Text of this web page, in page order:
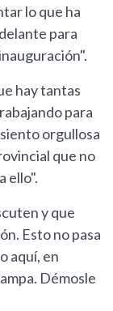
lo que ha
para
hay tantas
para
orgullosa
que no
ello".
y que
Esto no pasa
aquí, en
Démosle